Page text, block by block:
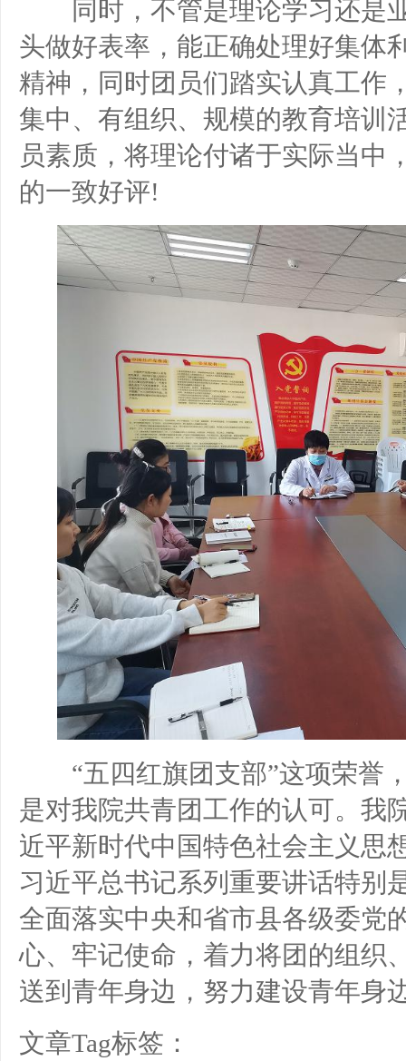
同时，不管是理论学习还是
头做好表率，能正确处理好集体
精神，同时团员们踏实认真工作
集中、有组织、规模的教育培训
员素质，将理论付诸于实际当中
的一致好评!
“五四红旗团支部”这项荣誉
是对我院共青团工作的认可。我
近平新时代中国特色社会主义思
习近平总书记系列重要讲话特别
全面落实中央和省市县各级委党
心、牢记使命，着力将团的组织
送到青年身边，努力建设青年身
文章Tag标签：